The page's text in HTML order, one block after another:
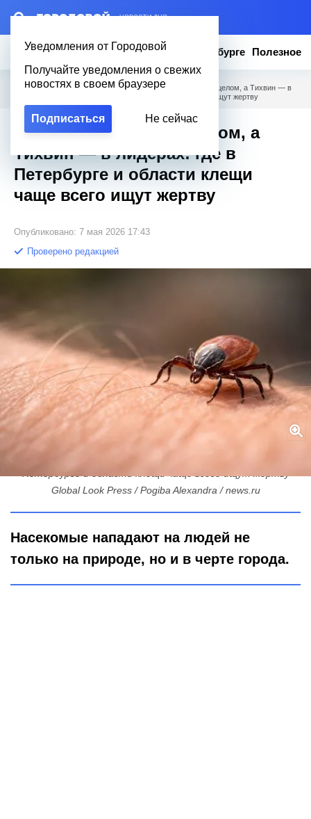
– НОВОСТИ ДНЯ
Уведомления от Городовой
Получайте уведомления о свежих
новостях в своем браузере
Подписаться Не сейчас
Новости Эксклюзив Вопросы о Петербурге Полезное
Городовой Новости Петербурга / Пушкинский под прицелом, а Тихвин — в
лидерах: где в Петербурге и области клещи чаще всего ищут жертву
Пушкинский под прицелом, а
Тихвин — в лидерах: где в
Петербурге и области клещи
чаще всего ищут жертву
Опубликовано: 7 мая 2026 17:43
Проверено редакцией
Global Look Press / Pogiba Alexandra / news.ru
Насекомые нападают на людей не
только на природе, но и в черте города.